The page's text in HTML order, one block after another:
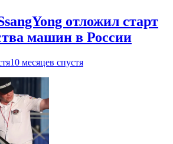
отложил старт
машин в России
10 месяцев спустя